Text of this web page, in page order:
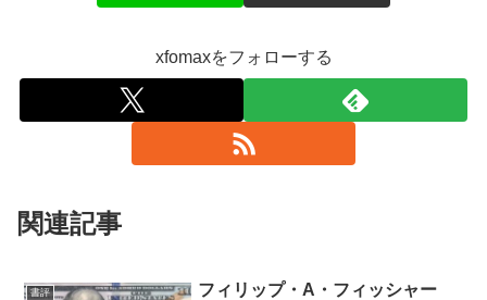
xfomaxをフォローする
関連記事
書評
フィリップ・A・フィッシャー